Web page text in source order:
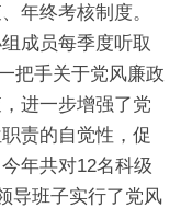
年终考核制度。
成员每季度听取
把手关于党风廉政
进一步增强了党
责的自觉性，促
年共对12名科级
导班子实行了党风